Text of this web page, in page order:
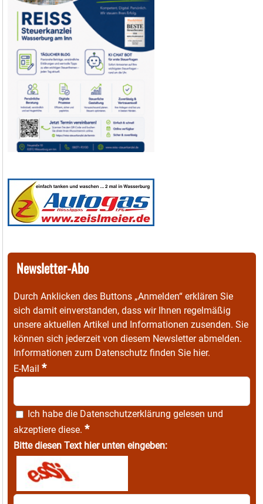
Newsletter-Abo
Durch Anklicken des Buttons „Anmelden“ erklären Sie
sich damit einverstanden, dass wir Ihnen regelmäßig
unsere aktuellen Artikel und Informationen zusenden. Sie
können sich jederzeit von diesem Newsletter abmelden.
Informationen zum Datenschutz finden Sie hier.
E-Mail *
Ich habe die Datenschutzerklärung gelesen und
akzeptiere diese. *
Bitte diesen Text hier unten eingeben: